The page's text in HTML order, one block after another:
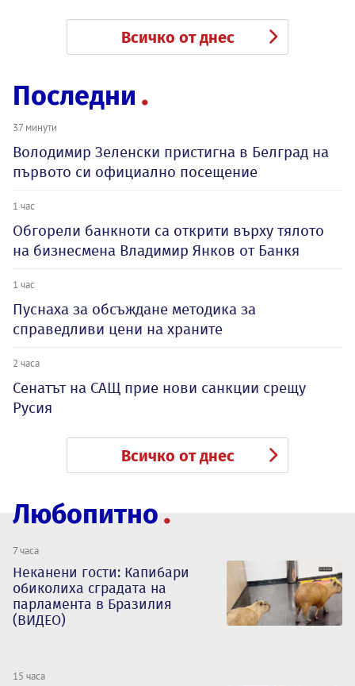
Всичко от днес
Последни
37 минути
Володимир Зеленски пристигна в Белград на
първото си официално посещение
1 час
Обгорели банкноти са открити върху тялото
на бизнесмена Владимир Янков от Банкя
1 час
Пуснаха за обсъждане методика за
справедливи цени на храните
2 часа
Сенатът на САЩ прие нови санкции срещу
Русия
Всичко от днес
Любопитно
7 часа
Неканени гости: Капибари
обиколиха сградата на
парламента в Бразилия
(ВИДЕО)
15 часа